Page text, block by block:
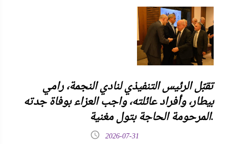
تقبّل الرئيس التنفيذي لنادي النجمة، رامي
بيطار، وأفراد عائلته، واجب العزاء بوفاة جدته
المرحومة الحاجة بتول مغنية.
2026-07-31